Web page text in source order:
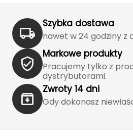
Katadyn
Kavu
Kayland
Keen
Szybka dostawa
nawet w 24 godziny z
Markowe produkty
Pracujemy tylko z
dystrybutorami.
Zwroty 14 dni
Gdy dokonasz